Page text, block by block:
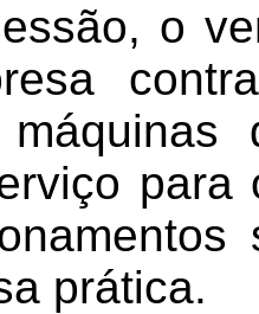
o
para
prática.